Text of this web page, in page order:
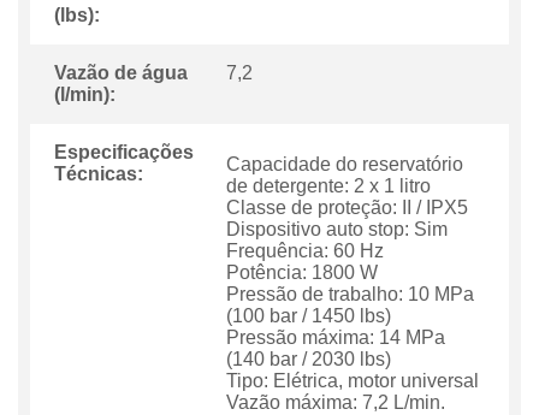
(lbs):
Vazão de água
(l/min):
7,2
Especificações
Técnicas:
Capacidade do reservatório
de detergente: 2 x 1 litro
Classe de proteção: II / IPX5
Dispositivo auto stop: Sim
Frequência: 60 Hz
Potência: 1800 W
Pressão de trabalho: 10 MPa
(100 bar / 1450 lbs)
Pressão máxima: 14 MPa
(140 bar / 2030 lbs)
Tipo: Elétrica, motor universal
Vazão máxima: 7,2 L/min.